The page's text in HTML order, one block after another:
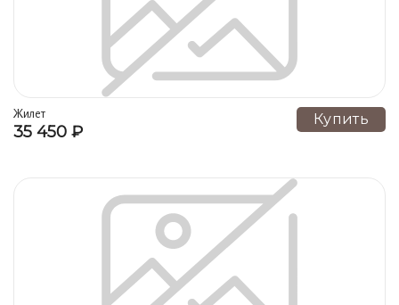
Жилет
35 450 ₽
Купить